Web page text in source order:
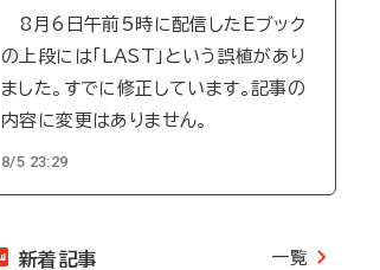
8月6日午前5時に配信したEブック
の上段には「LAST」という誤植があり
ました。すでに修正しています。記事の
内容に変更はありません。
8/5 23:29
新着記事 一覧